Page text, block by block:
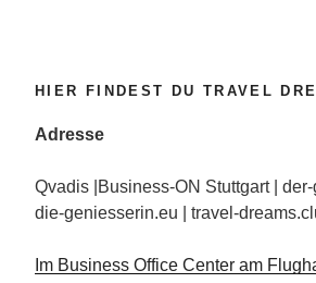
HIER FINDEST DU TRAVEL
Adresse
Qvadis |Business-ON Stuttgart | der-
die-geniesserin.eu | travel-
Im Business Office Center am